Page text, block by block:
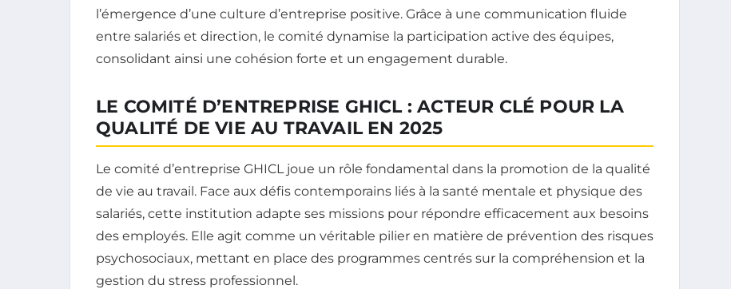
l’émergence d’une culture d’entreprise positive. Grâce à une communication fluide
entre salariés et direction, le comité dynamise la participation active des équipes,
consolidant ainsi une cohésion forte et un engagement durable.
LE COMITÉ D’ENTREPRISE GHICL : ACTEUR CLÉ POUR LA
QUALITÉ DE VIE AU TRAVAIL EN 2025
Le comité d’entreprise GHICL joue un rôle fondamental dans la promotion de la qualité
de vie au travail. Face aux défis contemporains liés à la santé mentale et physique des
salariés, cette institution adapte ses missions pour répondre efficacement aux besoins
des employés. Elle agit comme un véritable pilier en matière de prévention des risques
psychosociaux, mettant en place des programmes centrés sur la compréhension et la
gestion du stress professionnel.